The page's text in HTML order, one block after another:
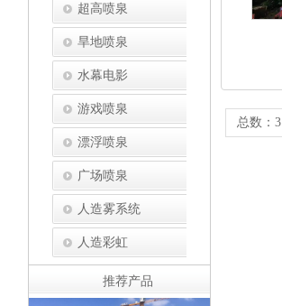
超高喷泉
旱地喷泉
水幕电影
游戏喷泉
漂浮喷泉
广场喷泉
人造雾系统
人造彩虹
推荐产品
总数：3